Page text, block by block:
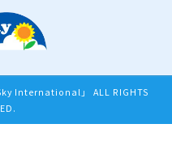
International」 ALL RIGHTS